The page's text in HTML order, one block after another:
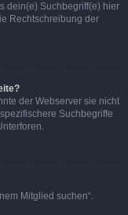
dein(e) Suchbegriff(e) hier
Rechtschreibung der
der Webserver sie nicht
Suchbegriffe
Mitglied suchen“.